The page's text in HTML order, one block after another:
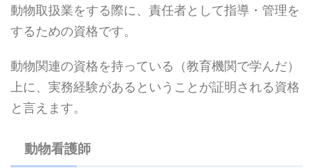
動物取扱業をする際に、責任者として指導・管理を
するための資格です。
動物関連の資格を持っている（教育機関で学んだ）
上に、実務経験があるということが証明される資格
と言えます。
動物看護師